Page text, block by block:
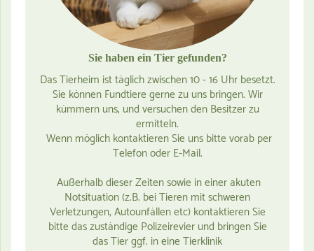
Sie haben ein Tier gefunden?
Das Tierheim ist täglich zwischen 10 - 16 Uhr besetzt.
Sie können Fundtiere gerne zu uns bringen. Wir
kümmern uns, und versuchen den Besitzer zu
ermitteln.
Wenn möglich kontaktieren Sie uns bitte vorab per
Telefon oder E-Mail.
Außerhalb dieser Zeiten sowie in einer akuten
Notsituation (z.B. bei Tieren mit schweren
Verletzungen, Autounfällen etc) kontaktieren Sie
bitte das zuständige Polizeirevier und bringen Sie
das Tier ggf. in eine Tierklinik